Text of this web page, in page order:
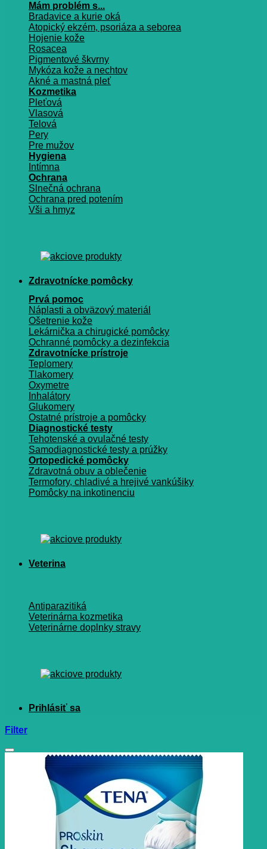
Mám problém s...
Bradavice a kurie oká
Atopický ekzém, psoriáza a seborea
Hojenie kože
Rosacea
Pigmentové škvrny
Mykóza kože a nechtov
Akné a mastná pleť
Kozmetika
Pleťová
Vlasová
Telová
Pery
Pre mužov
Hygiena
Intímna
Ochrana
Slnečná ochrana
Ochrana pred potením
Vši a hmyz
Zdravotnícke pomôcky
Prvá pomoc
Náplasti a obväzový materiál
Ošetrenie kože
Lekárnička a chirugické pomôcky
Ochranné pomôcky a dezinfekcia
Zdravotnícke prístroje
Teplomery
Tlakomery
Oxymetre
Inhalátory
Glukomery
Ostatné prístroje a pomôcky
Diagnostické testy
Tehotenské a ovulačné testy
Samodiagnostické testy a prúžky
Ortopedické pomôcky
Zdravotná obuv a oblečenie
Termofory, chladivé a hrejivé vankúšiky
Pomôcky na inkotinenciu
Veterina
Antiparazitiká
Veterinárna kozmetika
Veterinárne doplnky stravy
Filter